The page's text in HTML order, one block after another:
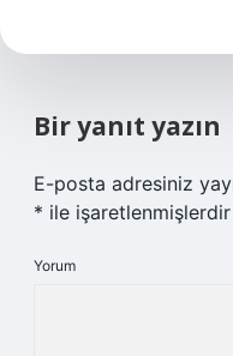
Bir yanıt yazın
E-posta adresiniz
* ile işaretlenmişlerdir
Yorum